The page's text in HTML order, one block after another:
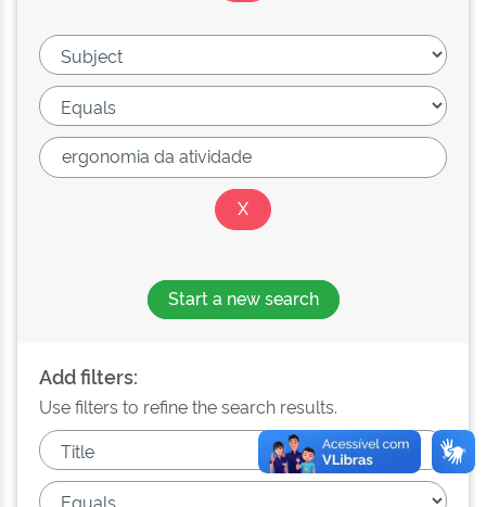
Start a new search
Add filters:
Use filters to refine the search results.